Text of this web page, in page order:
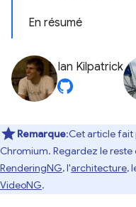
En résumé
Ian Kilpatrick
Remarque:Cet article fait
Chromium. Regardez le reste
RenderingNG, l'architecture,
VideoNG.